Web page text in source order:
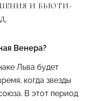
И БЬЮТИ-
Венера?
Льва будет
когда звезды
В этот период